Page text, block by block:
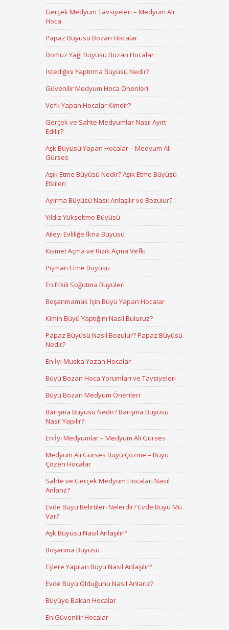
Gerçek Medyum Tavsiyeleri – Medyum Ali
Hoca
Papaz Büyüsü Bozan Hocalar
Domuz Yağı Büyüsü Bozan Hocalar
İstediğini Yaptırma Büyüsü Nedir?
Güvenilir Medyum Hoca Önerileri
Vefk Yapan Hocalar Kimdir?
Gerçek ve Sahte Medyumlar Nasıl Ayırt
Edilir?
Aşk Büyüsü Yapan Hocalar – Medyum Ali
Gürses
Aşık Etme Büyüsü Nedir? Aşık Etme Büyüsü
Etkileri
Ayırma Büyüsü Nasıl Anlaşılır ve Bozulur?
Yıldız Yükseltme Büyüsü
Aileyi Evliliğe İkna Büyüsü
Kısmet Açma ve Rızık Açma Vefki
Pişman Etme Büyüsü
En Etkili Soğutma Büyüleri
Boşanmamak İçin Büyü Yapan Hocalar
Kimin Büyü Yaptığını Nasıl Buluruz?
Papaz Büyüsü Nasıl Bozulur? Papaz Büyüsü
Nedir?
En İyi Muska Yazan Hocalar
Büyü Bozan Hoca Yorumları ve Tavsiyeleri
Büyü Bozan Medyum Önerileri
Barışma Büyüsü Nedir? Barışma Büyüsü
Nasıl Yapılır?
En İyi Medyumlar – Medyum Ali Gürses
Medyum Ali Gürses Büyü Çözme – Büyü
Çözen Hocalar
Sahte ve Gerçek Medyum Hocaları Nasıl
Anlarız?
Evde Büyü Belirtileri Nelerdir? Evde Büyü Mü
Var?
Aşk Büyüsü Nasıl Anlaşılır?
Boşanma Büyüsü
Eşlere Yapılan Büyü Nasıl Anlaşılır?
Evde Büyü Olduğunu Nasıl Anlarız?
Büyüye Bakan Hocalar
En Güvenilir Hocalar